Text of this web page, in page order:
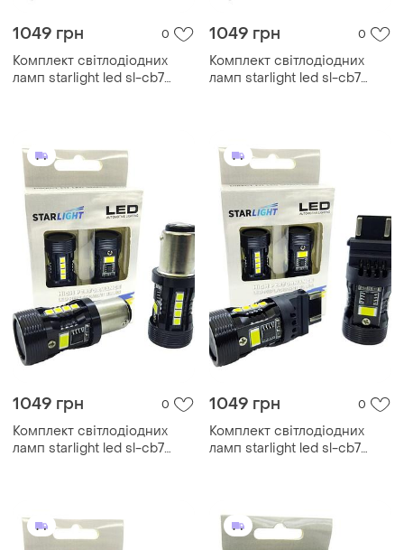
1049 грн 0
Комплект світлодіодних
ламп starlight led sl-cb7
1049 грн 0
Комплект світлодіодних
ламп starlight led sl-cb7
1049 грн 0
Комплект світлодіодних
ламп starlight led sl-cb7
1049 грн 0
Комплект світлодіодних
ламп starlight led sl-cb7